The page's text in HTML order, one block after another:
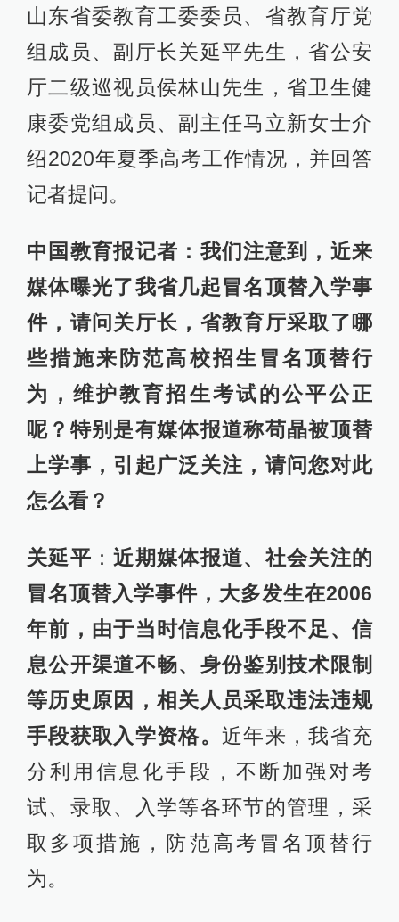
山东省委教育工委委员、省教育厅党
组成员、副厅长关延平先生，省公安
厅二级巡视员侯林山先生，省卫生健
康委党组成员、副主任马立新女士介
绍2020年夏季高考工作情况，并回答
记者提问。
中国教育报记者：我们注意到，近来
媒体曝光了我省几起冒名顶替入学事
件，请问关厅长，省教育厅采取了哪
些措施来防范高校招生冒名顶替行
为，维护教育招生考试的公平公正
呢？特别是有媒体报道称苟晶被顶替
上学事，引起广泛关注，请问您对此
怎么看？
关延平 ：近期媒体报道、社会关注的
冒名顶替入学事件，大多发生在2006
年前，由于当时信息化手段不足、信
息公开渠道不畅、身份鉴别技术限制
等历史原因，相关人员采取违法违规
手段获取入学资格。近年来，我省充
分利用信息化手段，不断加强对考
试、录取、入学等各环节的管理，采
取多项措施，防范高考冒名顶替行
为。